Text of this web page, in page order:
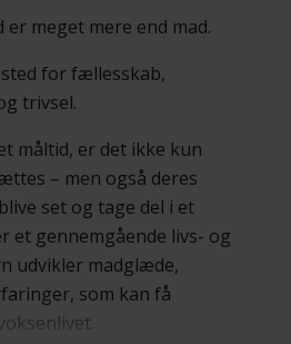
meget mere end mad.
for fællesskab,
trivsel.
måltid, er det ikke kun
– men også deres
set og tage del i et
et gennemgående livs- og
udvikler madglæde,
som kan få